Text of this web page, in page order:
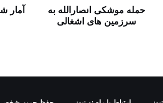
حمله موشکی انصارالله به
سرزمین های اشغالی